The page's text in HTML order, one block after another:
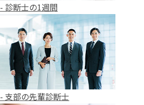
- 診断士の1週間
- 支部の先輩診断士